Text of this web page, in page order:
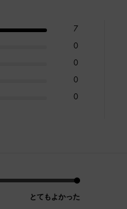
7
0
0
0
0
とてもよかった